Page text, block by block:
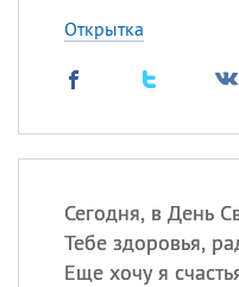
Открытка
Сегодня, в День
Тебе здоровья,
Еще хочу я